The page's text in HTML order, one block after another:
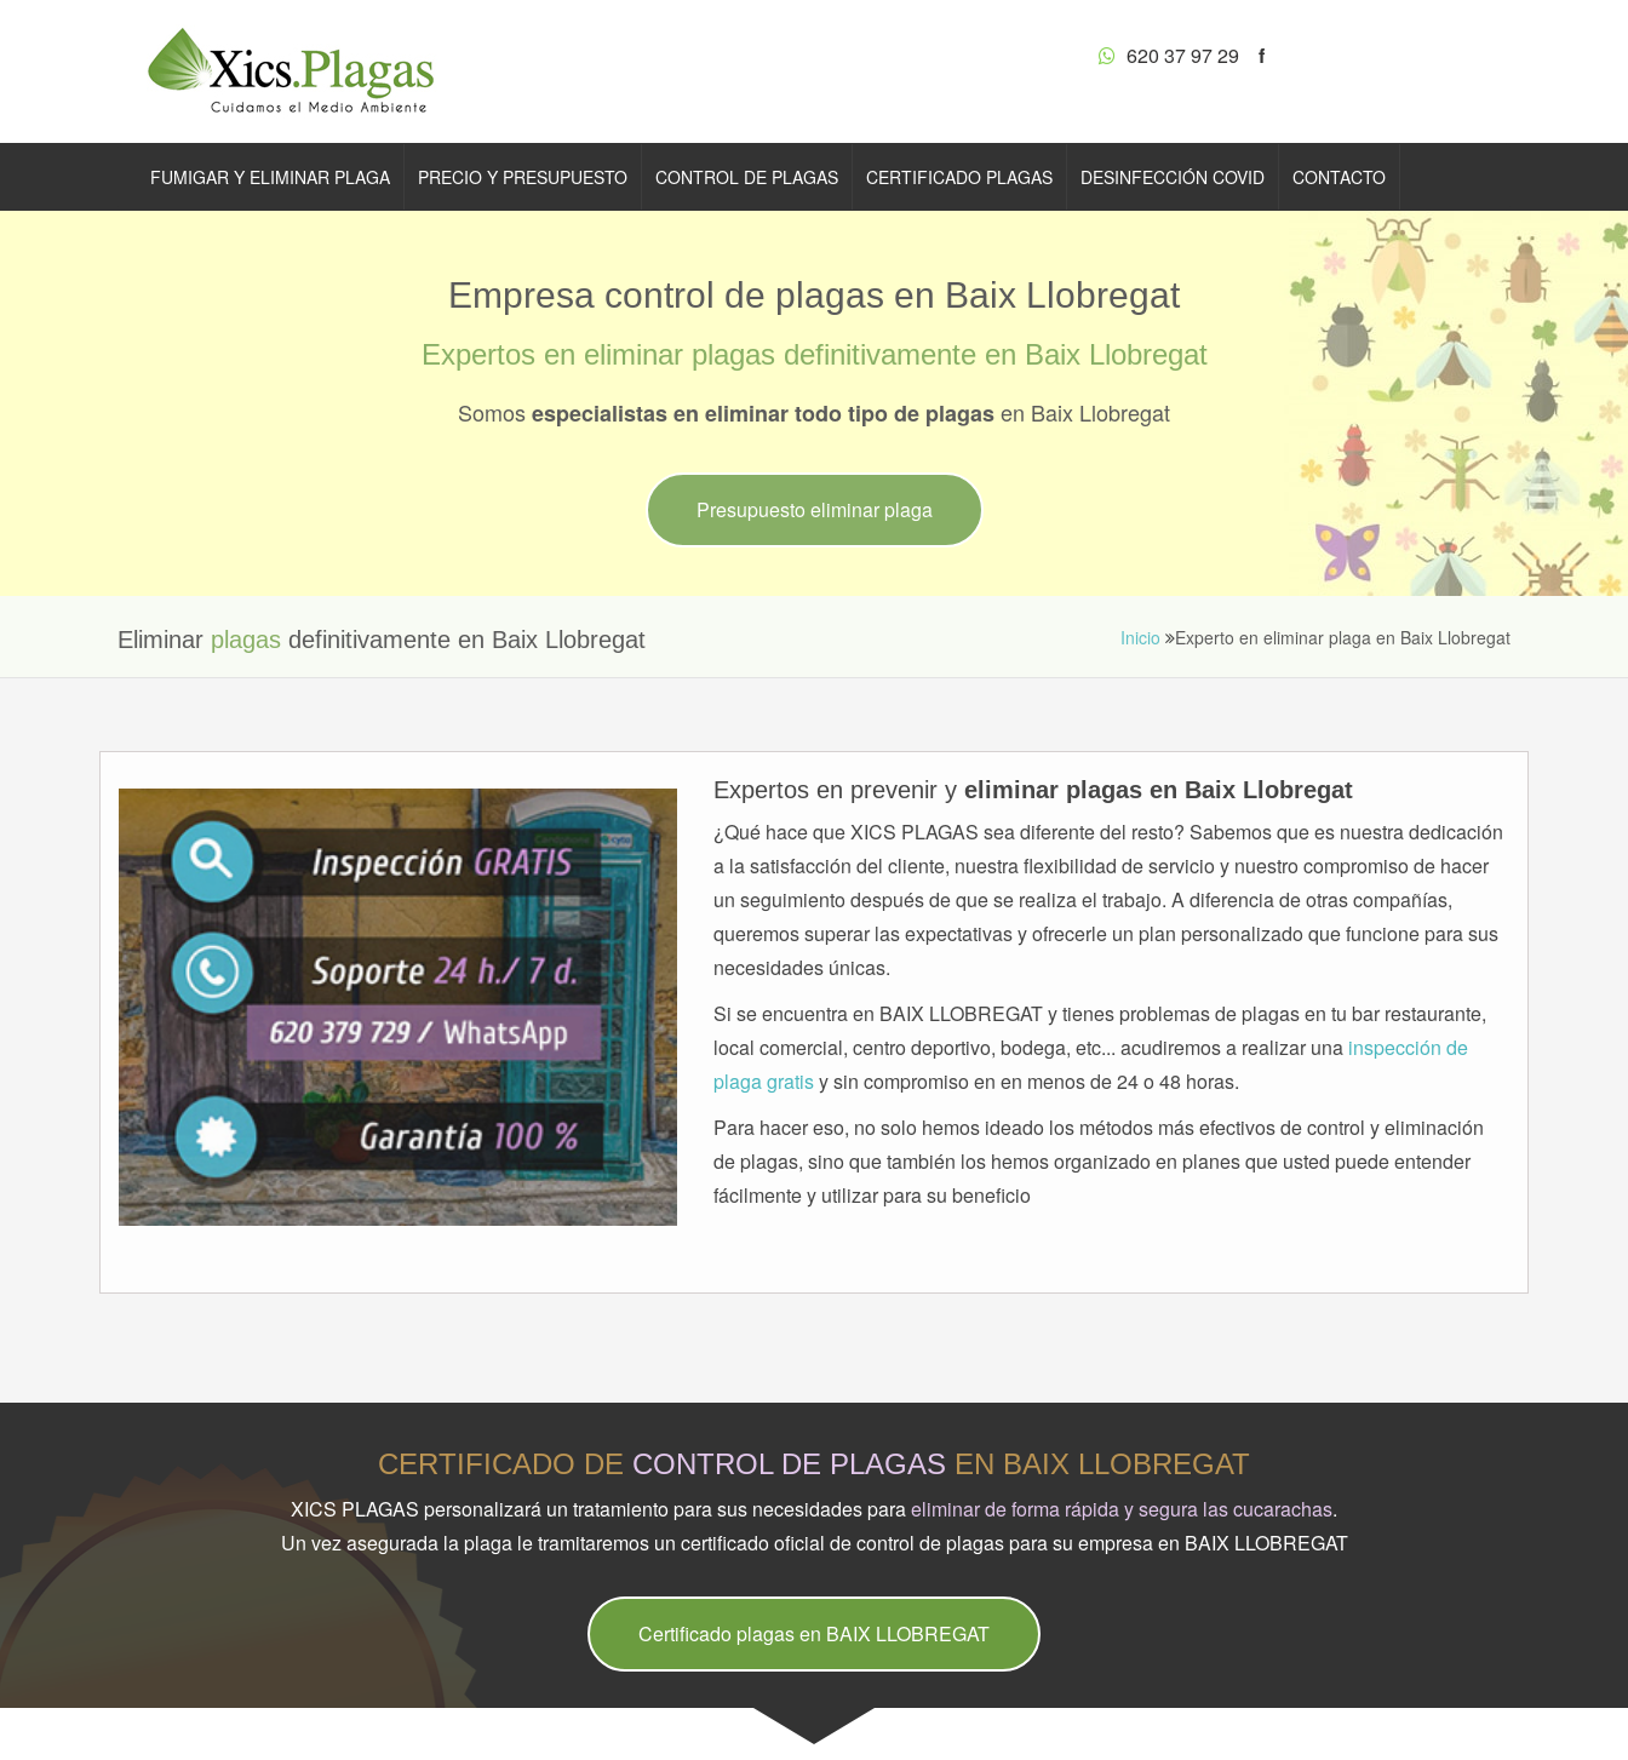
620 37 97 29 f
FUMIGAR Y ELIMINAR PLAGA PRECIO Y PRESUPUESTO CONTROL DE PLAGAS CERTIFICADO PLAGAS DESINFECCIÓN COVID CONTACTO
Empresa control de plagas en Baix Llobregat
Expertos en eliminar plagas definitivamente en Baix Llobregat
Somosespecialistas en eliminar todo tipo de plagasen Baix Llobregat
Presupuesto eliminar plaga
Eliminar plagas definitivamente en Baix Llobregat Inicio Experto en eliminar plaga en Baix Llobregat
Expertos en prevenir y eliminar plagas en Baix Llobregat
¿Qué hace que XICS PLAGAS sea diferente del resto? Sabemos que es nuestra dedicación
a la satisfacción del cliente, nuestra flexibilidad de servicio y nuestro compromiso de hacer
un seguimiento después de que se realiza el trabajo. A diferencia de otras compañías,
queremos superar las expectativas y ofrecerle un plan personalizado que funcione para sus
necesidades únicas.
Si se encuentra en BAIX LLOBREGAT y tienes problemas de plagas en tu bar restaurante,
local comercial, centro deportivo, bodega, etc... acudiremos a realizar una inspección de
plaga gratisy sin compromiso en en menos de 24 o 48 horas.
Para hacer eso, no solo hemos ideado los métodos más efectivos de control y eliminación
de plagas, sino que también los hemos organizado en planes que usted puede entender
fácilmente y utilizar para su beneficio
CERTIFICADO DE CONTROL DE PLAGAS EN BAIX LLOBREGAT
XICS PLAGAS personalizará un tratamiento para sus necesidades paraeliminar de forma rápida y segura las cucarachas.
Un vez asegurada la plaga le tramitaremos un certificado oficial de control de plagas para su empresa en BAIX LLOBREGAT
Certificado plagas en BAIX LLOBREGAT